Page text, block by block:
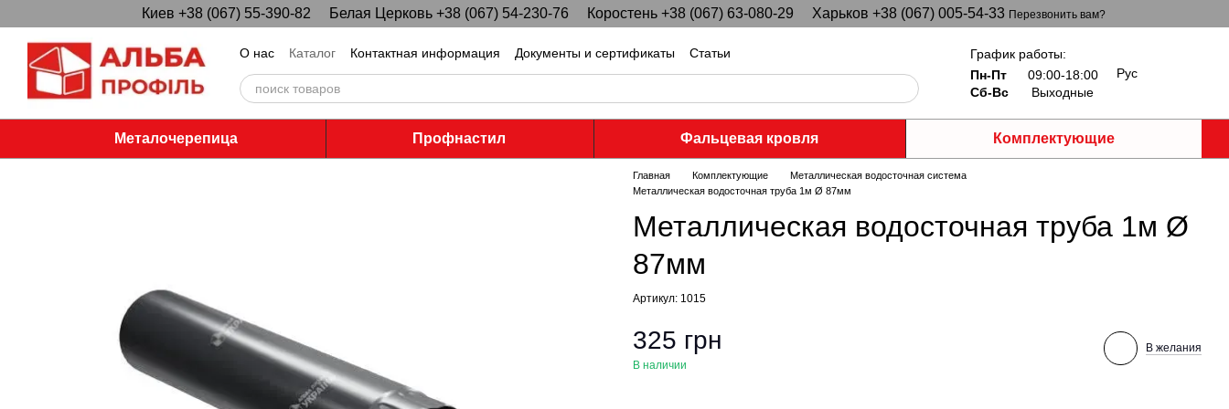
Перейти к основному контентуКиев +38 (067) 55-390-82 Белая Церковь +38 (067) 54-230-76 Коростень +38 (067) 63-080-29 Харьков +38 (067) 005-54-33 Перезвонить вам?
О нас Каталог Контактная информация Документы и сертификаты Статьи
График работы:
Пн-Пт
09:00-18:00
Сб-Вс
Выходные
Рус
Металочерепица Профнастил Фальцевая кровля Комплектующие
Главная Комплектующие
Металлическая водосточная система
Металлическая водосточная труба 1м Ø 87мм
Металлическая водосточная труба 1м Ø
87мм
Артикул: 1015
325 грн
В наличии
В желания